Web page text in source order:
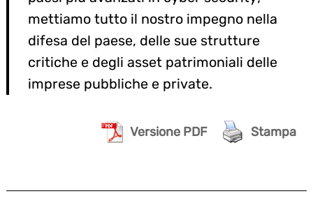
mettiamo tutto il nostro impegno nella
difesa del paese, delle sue strutture
critiche e degli asset patrimoniali delle
imprese pubbliche e private.
Versione PDF Stampa